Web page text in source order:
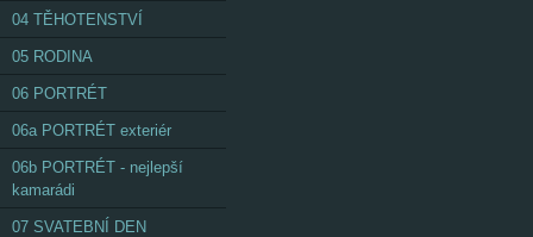
04 TĚHOTENSTVÍ
05 RODINA
06 PORTRÉT
06a PORTRÉT exteriér
06b PORTRÉT - nejlepší
kamarádi
07 SVATEBNÍ DEN